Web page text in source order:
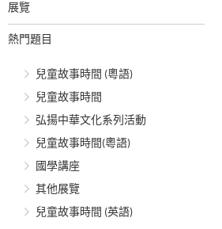
展覽
熱門題目
兒童故事時間 (粵語)
兒童故事時間
弘揚中華文化系列活動
兒童故事時間(粵語)
國學講座
其他展覽
兒童故事時間 (英語)